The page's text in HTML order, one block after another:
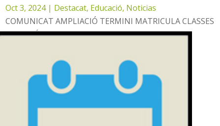
Oct 3, 2024| Destacat, Educació, Noticias
COMUNICAT AMPLIACIÓ TERMINI MATRICULA CLASSES
D'ANGLÉS- Ultimes places